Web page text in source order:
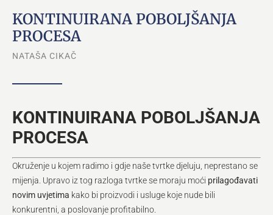
KONTINUIRANA POBOLJŠANJA
PROCESA
NATAŠA CIKAČ
KONTINUIRANA POBOLJŠANJA
PROCESA
Okruženje u kojem radimo i gdje naše tvrtke djeluju, neprestano se
mijenja. Upravo iz tog razloga tvrtke se moraju moći prilagođavati
novim uvjetima kako bi proizvodi i usluge koje nude bili
konkurentni, a poslovanje profitabilno.